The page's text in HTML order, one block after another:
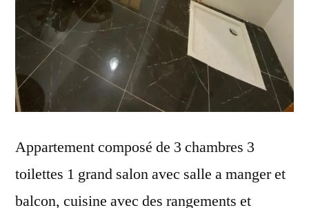
Appartement composé de 3 chambres 3
toilettes 1 grand salon avec salle a manger et
balcon, cuisine avec des rangements et